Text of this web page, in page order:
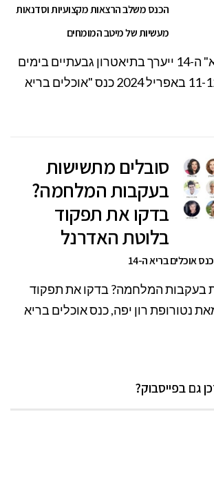
הכנס משלב הרצאות מקצועיות וסדנאות
מעשיות של מיטב המומחים
כנס "אוכלים בריא" ה-14 ייערך בתיאטרון גבעתיים בימים
סובלים מתשישות
בעקבות המלחמה?
בדקו את תפקוד
בלוטת האדרנל
אוכלים בריא ה-14
בעקבות המלחמה? בדקו את תפקוד
נטורופת רון יפה, כנס אוכלים בריא
גם בפייסבוק?